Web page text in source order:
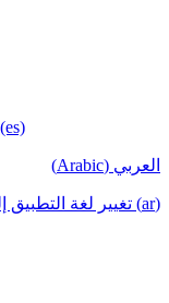
العربي (Arabic)
(ar) تغيير لغة التطبيق إلى العربية